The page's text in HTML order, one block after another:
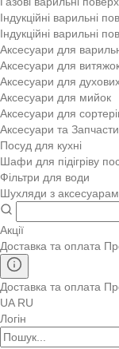
Індукційні варильні
Індукційні варильні
Аксесуари для
Аксесуари для
Аксесуари для
Аксесуари для мийок
Аксесуари для
Аксесуари та
Посуд для кухні
Шафи для підігріву
Фільтри для води
Шухляди з
Акції
Доставка та оплата
Доставка та оплата
UA RU
Логін